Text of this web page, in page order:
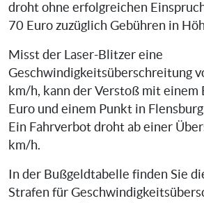
droht ohne erfolgreichen
70 Euro zuzüglich Gebühren in
Misst der Laser-Blitzer eine
Geschwindigkeitsüberschreitung
km/h, kann der Verstoß mit einem
Euro und einem Punkt in
Ein Fahrverbot droht ab einer
km/h.
In der Bußgeldtabelle finden Sie
Strafen für